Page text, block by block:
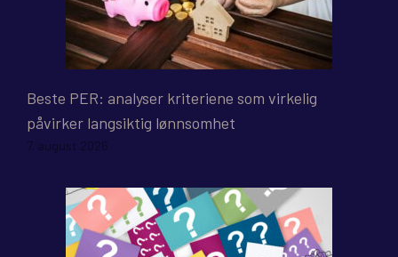
Beste PER: analyser kriteriene som virkelig
påvirker langsiktig lønnsomhet
7. august 2026